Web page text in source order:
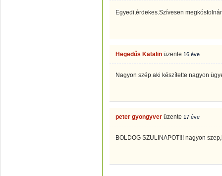
Egyedi,érdekes.Szívesen
Hegedűs Katalin üzente 16 éve
Nagyon szép aki készítette nagyon
peter gyongyver üzente 17 éve
BOLDOG SZULINAPOT!!! nagyon